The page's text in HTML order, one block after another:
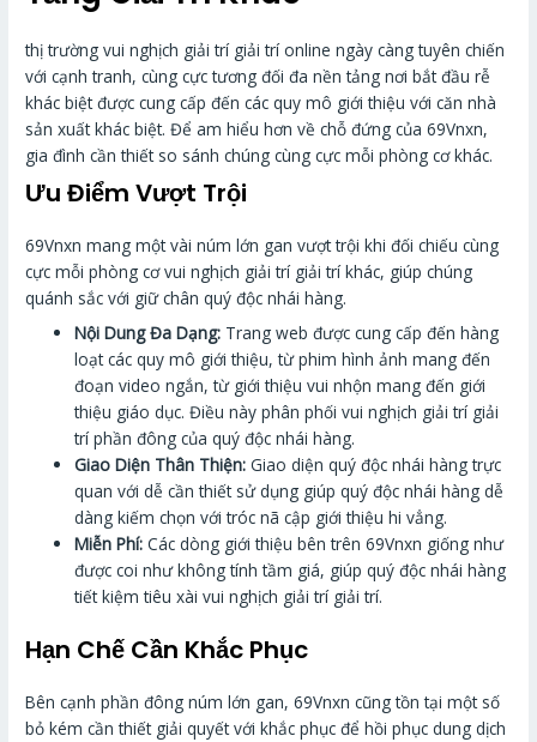
thị trường vui nghịch giải trí giải trí online ngày càng tuyên chiến
với cạnh tranh, cùng cực tương đối đa nền tảng nơi bắt đầu rễ
khác biệt được cung cấp đến các quy mô giới thiệu với căn nhà
sản xuất khác biệt. Để am hiểu hơn về chỗ đứng của 69Vnxn,
gia đình cần thiết so sánh chúng cùng cực mỗi phòng cơ khác.
Ưu Điểm Vượt Trội
69Vnxn mang một vài núm lớn gan vượt trội khi đối chiếu cùng
cực mỗi phòng cơ vui nghịch giải trí giải trí khác, giúp chúng
quánh sắc với giữ chân quý độc nhái hàng.
Nội Dung Đa Dạng: Trang web được cung cấp đến hàng
loạt các quy mô giới thiệu, từ phim hình ảnh mang đến
đoạn video ngắn, từ giới thiệu vui nhộn mang đến giới
thiệu giáo dục. Điều này phân phối vui nghịch giải trí giải
trí phần đông của quý độc nhái hàng.
Giao Diện Thân Thiện: Giao diện quý độc nhái hàng trực
quan với dễ cần thiết sử dụng giúp quý độc nhái hàng dễ
dàng kiếm chọn với tróc nã cập giới thiệu hi vẳng.
Miễn Phí: Các dòng giới thiệu bên trên 69Vnxn giống như
được coi như không tính tầm giá, giúp quý độc nhái hàng
tiết kiệm tiêu xài vui nghịch giải trí giải trí.
Hạn Chế Cần Khắc Phục
Bên cạnh phần đông núm lớn gan, 69Vnxn cũng tồn tại một số
bỏ kém cần thiết giải quyết với khắc phục để hồi phục dung dịch